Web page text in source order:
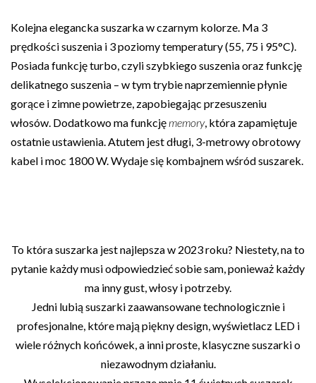
Kolejna elegancka suszarka w czarnym kolorze. Ma 3
prędkości suszenia i 3 poziomy temperatury (55, 75 i 95°C).
Posiada funkcję turbo, czyli szybkiego suszenia oraz funkcję
delikatnego suszenia – w tym trybie naprzemiennie płynie
gorące i zimne powietrze, zapobiegając przesuszeniu
włosów. Dodatkowo ma funkcję memory, która zapamiętuje
ostatnie ustawienia. Atutem jest długi, 3-metrowy obrotowy
kabel i moc 1800 W. Wydaje się kombajnem wśród suszarek.
To która suszarka jest najlepsza w 2023 roku? Niestety, na to
pytanie każdy musi odpowiedzieć sobie sam, ponieważ każdy
ma inny gust, włosy i potrzeby.
Jedni lubią suszarki zaawansowane technologicznie i
profesjonalne, które mają piękny design, wyświetlacz LED i
wiele różnych końcówek, a inni proste, klasyczne suszarki o
niezawodnym działaniu.